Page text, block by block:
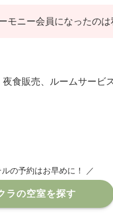
モニー会員になったの
食販売、ルームサービ
の予約はお早めに！ ／
ラの空室を探す